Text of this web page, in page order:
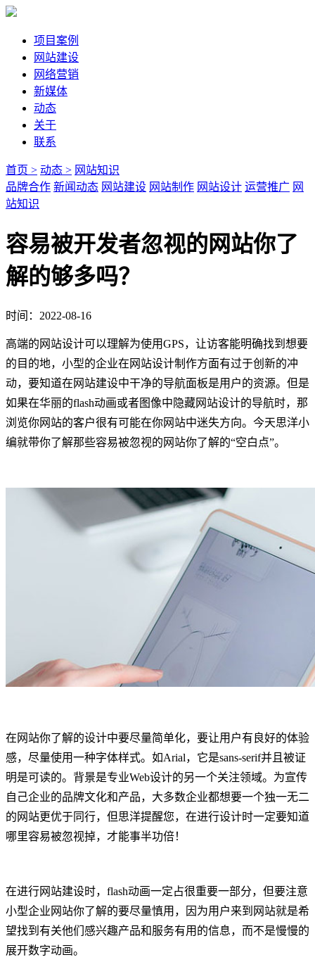
项目案例
网站建设
网络营销
新媒体
动态
关于
联系
首页 > 动态 > 网站知识
品牌合作 新闻动态 网站建设 网站制作 网站设计 运营推广 网
站知识
容易被开发者忽视的网站你了
解的够多吗？
时间：2022-08-16
高端的网站设计可以理解为使用GPS，让访客能明确找到想要
的目的地，小型的企业在网站设计制作方面有过于创新的冲
动，要知道在网站建设中干净的导航面板是用户的资源。但是
如果在华丽的flash动画或者图像中隐藏网站设计的导航时，那
浏览你网站的客户很有可能在你网站中迷失方向。今天思洋小
编就带你了解那些容易被忽视的网站你了解的“空白点”。
在网站你了解的设计中要尽量简单化，要让用户有良好的体验
感，尽量使用一种字体样式。如Arial，它是sans-serif并且被证
明是可读的。背景是专业Web设计的另一个关注领域。为宣传
自己企业的品牌文化和产品，大多数企业都想要一个独一无二
的网站更优于同行，但思洋提醒您，在进行设计时一定要知道
哪里容易被忽视掉，才能事半功倍！
在进行网站建设时，flash动画一定占很重要一部分，但要注意
小型企业网站你了解的要尽量慎用，因为用户来到网站就是希
望找到有关他们感兴趣产品和服务有用的信息，而不是慢慢的
展开数字动画。